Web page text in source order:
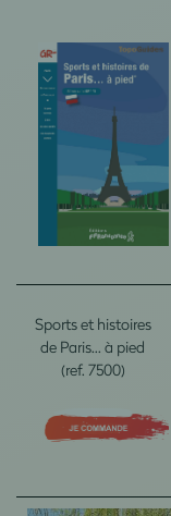
Sports et histoires
de Paris... à pied
(ref. 7500)